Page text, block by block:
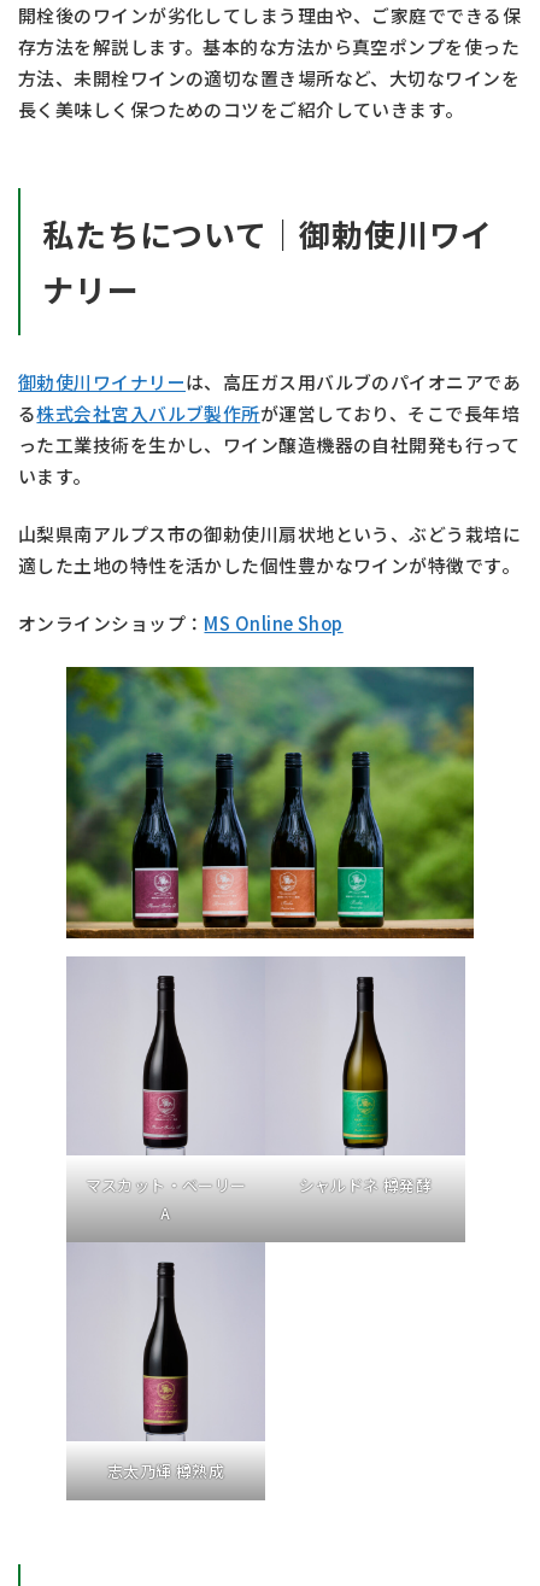
開栓後のワインが劣化してしまう理由や、ご家庭でできる保
存方法を解説します。基本的な方法から真空ポンプを使った
方法、未開栓ワインの適切な置き場所など、大切なワインを
長く美味しく保つためのコツをご紹介していきます。
私たちについて｜御勅使川ワイ
ナリー
御勅使川ワイナリーは、高圧ガス用バルブのパイオニアであ
る株式会社宮入バルブ製作所が運営しており、そこで長年培
った工業技術を生かし、ワイン醸造機器の自社開発も行って
います。
山梨県南アルプス市の御勅使川扇状地という、ぶどう栽培に
適した土地の特性を活かした個性豊かなワインが特徴です。
オンラインショップ： MS Online Shop
マスカット・ベーリー
A
シャルドネ 樽発酵
志太乃輝 樽熟成